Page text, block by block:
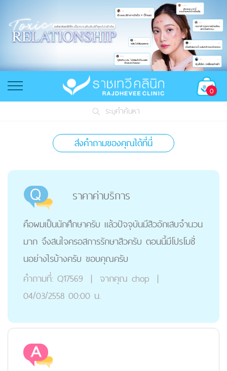
0
ระบุคำค้นหา
ส่งคำถามของคุณได้ที่นี่
ราคาค่าบริการ
คือผมเป็นนักศึกษาครับ แล้วปัจจุบันมีสิวอักเสบจำนวน
มาก จึงสนใจครอสการรักษาสิวครับ ตอนนี้มีโปรโมชั่
นอย่างไรบ้างครับ ขอบคุณครับ
คำถามที่: Q17569 | จากคุณ chop |
04/03/2558 00:00 น.